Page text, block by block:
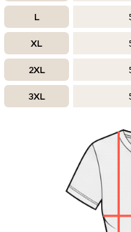
L
XL
2XL
3XL